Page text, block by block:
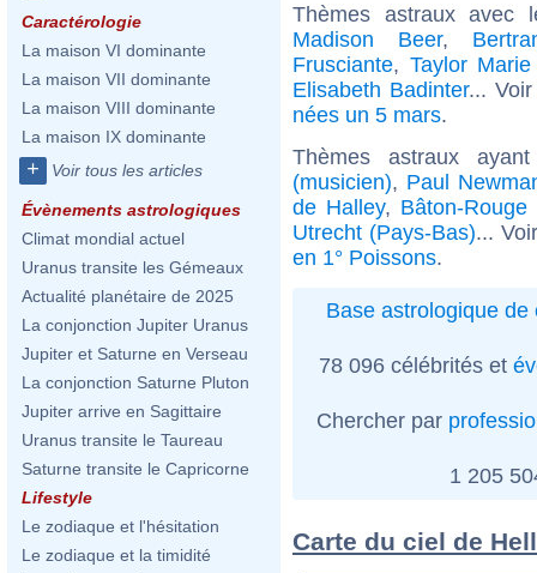
Caractérologie
La maison VI dominante
La maison VII dominante
La maison VIII dominante
La maison IX dominante
+ Voir tous les articles
Évènements astrologiques
Climat mondial actuel
Uranus transite les Gémeaux
Actualité planétaire de 2025
La conjonction Jupiter Uranus
Jupiter et Saturne en Verseau
La conjonction Saturne Pluton
Jupiter arrive en Sagittaire
Uranus transite le Taureau
Saturne transite le Capricorne
Lifestyle
Le zodiaque et l'hésitation
Le zodiaque et la timidité
Thèmes astraux
Madison Beer,
Frusciante, Taylor
Elisabeth Badinter...
nées un 5 mars.
Thèmes astraux
(musicien), Paul
de Halley, Bâton-Rouge
Utrecht (Pays-Bas)...
en 1° Poissons.
Base astrologique de
78 096 célébrités et
Chercher par
1 205
Carte du ciel de